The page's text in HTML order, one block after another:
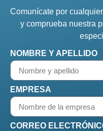
Comunícate por
y comprueba nuestra
NOMBRE Y APELLIDO
EMPRESA
CORREO